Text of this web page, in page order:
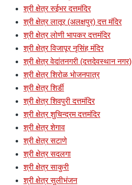
श्री क्षेत्र रुईभर दत्तमंदिर
श्री क्षेत्र लातूर (अलक्षपुर) दत्त मंदिर
श्री क्षेत्र लोणी भापकर दत्तमंदिर
श्री क्षेत्र विजापूर नृसिंह मंदिर
श्री क्षेत्र वेदांतनगरी (दत्तदेवस्थान नगर)
श्री क्षेत्र शिरोळ भोजनपात्र
श्री क्षेत्र शिर्डी
श्री क्षेत्र शिवपुरी दत्तमंदिर
श्री क्षेत्र शुचिन्द्रम दत्तमंदिर
श्री क्षेत्र शेगाव
श्री क्षेत्र सटाणे
श्री क्षेत्र सदलगा
श्री क्षेत्र साकुरी
श्री क्षेत्र सुलीभंजन